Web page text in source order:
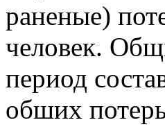
раненые)
человек.
период
обших